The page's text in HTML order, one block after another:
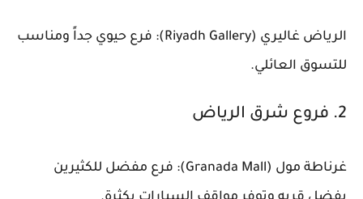
الرياض غاليري (Riyadh Gallery): فرع حيوي جداً ومناسب
للتسوق العائلي.
2. فروع شرق الرياض
غرناطة مول (Granada Mall): فرع مفضل للكثيرين